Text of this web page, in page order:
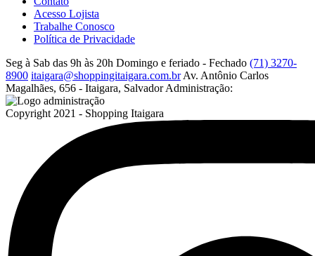
Acesso Lojista
Trabalhe Conosco
Política de Privacidade
Seg à Sab das 9h às 20h Domingo e feriado - Fechado (71) 3270-
8900 itaigara@shoppingitaigara.com.br Av. Antônio Carlos
Magalhães, 656 - Itaigara, Salvador Administração:
Copyright 2021 - Shopping Itaigara